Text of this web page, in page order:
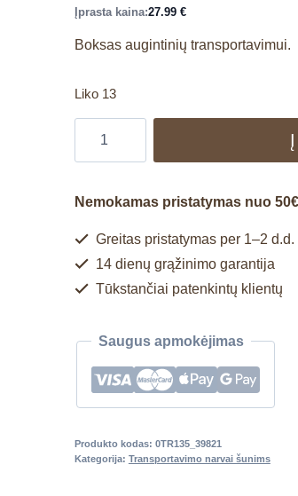
Įprasta kaina:27.99 €
Boksas augintinių transportavimui.
Liko 13
Nemokamas pristatymas nuo 50€
Greitas pristatymas per 1–2 d.d.
14 dienų grąžinimo garantija
Tūkstančiai patenkintų klientų
Saugus apmokėjimas
Produkto kodas: 0TR135_39821
Kategorija: Transportavimo narvai šunims